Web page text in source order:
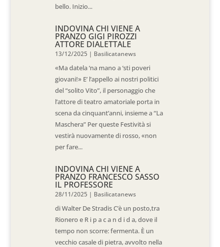
bello. Inizio...
INDOVINA CHI VIENE A
PRANZO GIGI PIROZZI
ATTORE DIALETTALE
13/12/2025 | Basilicatanews
«Ma datela ‘na mano a ‘sti poveri
giovani!» E’ l’appello ai nostri politici
del “solito Vito”, il personaggio che
l’attore di teatro amatoriale porta in
scena da cinquant’anni, insieme a “La
Maschera” Per queste Festività si
vestirà nuovamente di rosso, «non
per fare...
INDOVINA CHI VIENE A
PRANZO FRANCESCO SASSO
IL PROFESSORE
28/11/2025 | Basilicatanews
di Walter De Stradis C’è un posto,tra
Rionero e R i p a c a n d i d a, dove il
tempo non scorre: fermenta. È un
vecchio casale di pietra, avvolto nella